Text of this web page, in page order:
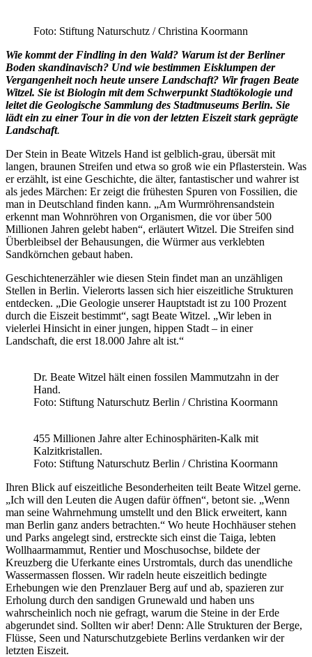
Foto: Stiftung Naturschutz / Christina Koormann
Wie kommt der Findling in den Wald? Warum ist der Berliner
Boden skandinavisch? Und wie bestimmen Eisklumpen der
Vergangenheit noch heute unsere Landschaft? Wir fragen Beate
Witzel. Sie ist Biologin mit dem Schwerpunkt Stadtökologie und
leitet die Geologische Sammlung des Stadtmuseums Berlin. Sie
lädt ein zu einer Tour in die von der letzten Eiszeit stark geprägte
Landschaft.
Der Stein in Beate Witzels Hand ist gelblich-grau, übersät mit
langen, braunen Streifen und etwa so groß wie ein Pflasterstein. Was
er erzählt, ist eine Geschichte, die älter, fantastischer und wahrer ist
als jedes Märchen: Er zeigt die frühesten Spuren von Fossilien, die
man in Deutschland finden kann. „Am Wurmröhrensandstein
erkennt man Wohnröhren von Organismen, die vor über 500
Millionen Jahren gelebt haben“, erläutert Witzel. Die Streifen sind
Überbleibsel der Behausungen, die Würmer aus verklebten
Sandkörnchen gebaut haben.
Geschichtenerzähler wie diesen Stein findet man an unzähligen
Stellen in Berlin. Vielerorts lassen sich hier eiszeitliche Strukturen
entdecken. „Die Geologie unserer Hauptstadt ist zu 100 Prozent
durch die Eiszeit bestimmt“, sagt Beate Witzel. „Wir leben in
vielerlei Hinsicht in einer jungen, hippen Stadt – in einer
Landschaft, die erst 18.000 Jahre alt ist.“
Dr. Beate Witzel hält einen fossilen Mammutzahn in der
Hand.
Foto: Stiftung Naturschutz Berlin / Christina Koormann
455 Millionen Jahre alter Echinosphäriten-Kalk mit
Kalzitkristallen.
Foto: Stiftung Naturschutz Berlin / Christina Koormann
Ihren Blick auf eiszeitliche Besonderheiten teilt Beate Witzel gerne.
„Ich will den Leuten die Augen dafür öffnen“, betont sie. „Wenn
man seine Wahrnehmung umstellt und den Blick erweitert, kann
man Berlin ganz anders betrachten.“ Wo heute Hochhäuser stehen
und Parks angelegt sind, erstreckte sich einst die Taiga, lebten
Wollhaarmammut, Rentier und Moschusochse, bildete der
Kreuzberg die Uferkante eines Urstromtals, durch das unendliche
Wassermassen flossen. Wir radeln heute eiszeitlich bedingte
Erhebungen wie den Prenzlauer Berg auf und ab, spazieren zur
Erholung durch den sandigen Grunewald und haben uns
wahrscheinlich noch nie gefragt, warum die Steine in der Erde
abgerundet sind. Sollten wir aber! Denn: Alle Strukturen der Berge,
Flüsse, Seen und Naturschutzgebiete Berlins verdanken wir der
letzten Eiszeit.